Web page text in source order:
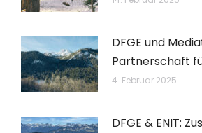
DFGE und
Partnerschaft
4. Februar 2025
DFGE & ENIT: